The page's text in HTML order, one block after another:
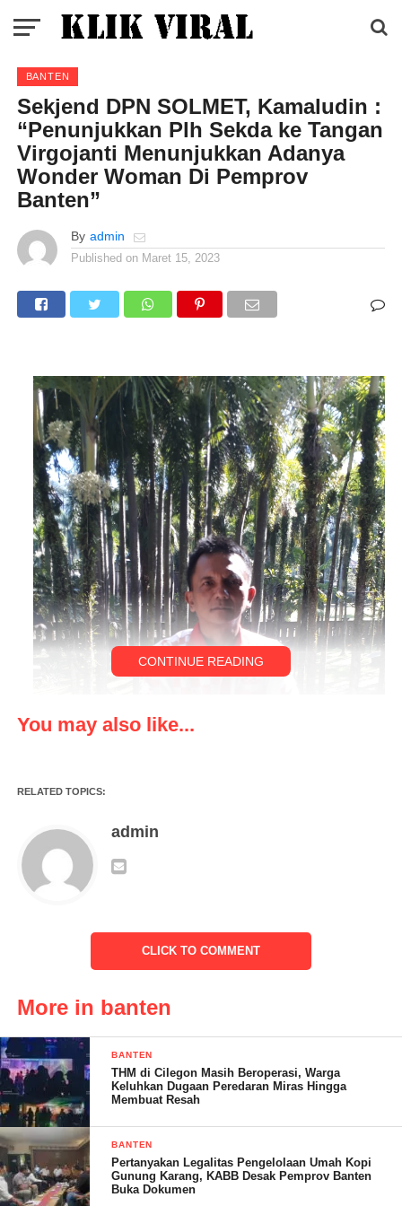
BANTEN
Sekjend DPN SOLMET, Kamaludin :
“Penunjukkan Plh Sekda ke Tangan
Virgojanti Menunjukkan Adanya
Wonder Woman Di Pemprov
Banten”
By admin
Published on Maret 15, 2023
BANTEN, klikviral.com – Penunjukkan Virgojanti sebagai Plh
Sekda Banten, Menunjukkan adanya wonder woman di
Pemprov Banten, demikian dikatakan Sekjend DPN Solidaritas
Merah Putih (SOLMET), Kamaludin, SE kepada beberapa awak
media.
Menurut Kamaludin, sepertinya Pemprov Banten sudah tidak
CONTINUE READING
You may also like...
RELATED TOPICS:
admin
CLICK TO COMMENT
More in banten
BANTEN
THM di Cilegon Masih Beroperasi, Warga
Keluhkan Dugaan Peredaran Miras Hingga
Membuat Resah
BANTEN
Pertanyakan Legalitas Pengelolaan Umah Kopi
Gunung Karang, KABB Desak Pemprov Banten
Buka Dokumen